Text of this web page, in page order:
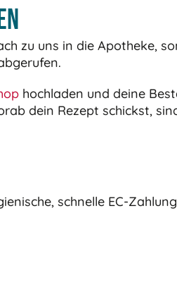
zu uns in die Apotheke,
hochladen und deine
dein Rezept schickst,
schnelle EC-